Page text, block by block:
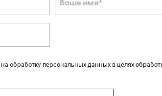
Ваше имя*
на обработку персональных данных в целях